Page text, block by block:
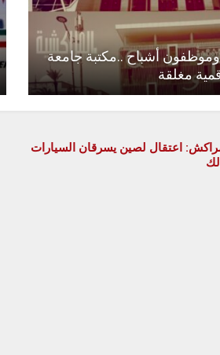
وموظفون أشباح ..مكتبة جامعة
مغلقة
اعتقال لصين يسرقان السيارات